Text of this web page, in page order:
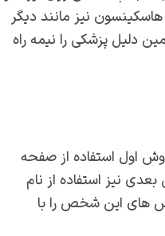
نیز مانند دیگر
دلیل پزشکی را نیمه راه
اول استفاده از صفحه
نیز استفاده از نام
های این شخص را با